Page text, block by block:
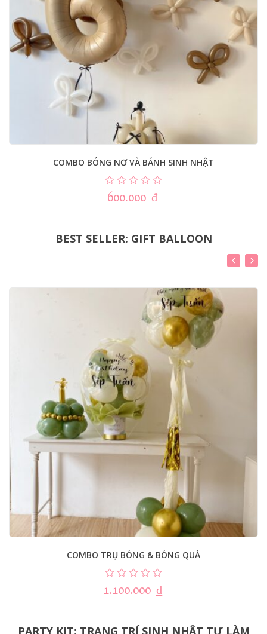
COMBO BÓNG NƠ VÀ BÁNH SINH NHẬT
600.000 ₫
BEST SELLER: GIFT BALLOON
COMBO TRỤ BÓNG & BÓNG QUÀ
1.100.000 ₫
PARTY KIT: TRANG TRÍ SINH NHẬT TỰ LÀM